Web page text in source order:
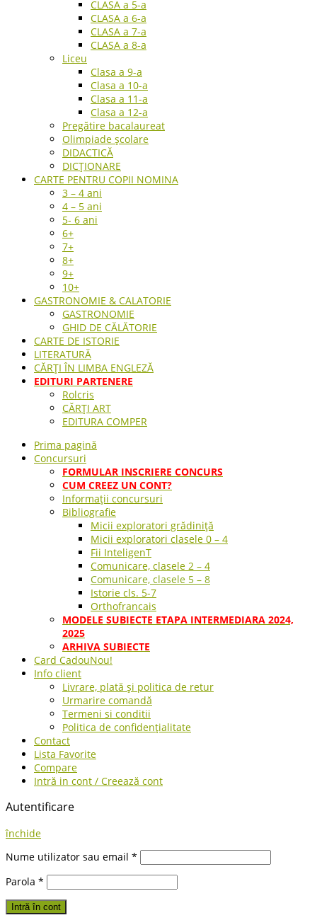
CLASA a 5-a
CLASA a 6-a
CLASA a 7-a
CLASA a 8-a
Liceu
Clasa a 9-a
Clasa a 10-a
Clasa a 11-a
Clasa a 12-a
Pregătire bacalaureat
Olimpiade școlare
DIDACTICĂ
DICȚIONARE
CARTE PENTRU COPII NOMINA
3 – 4 ani
4 – 5 ani
5- 6 ani
6+
7+
8+
9+
10+
GASTRONOMIE & CALATORIE
GASTRONOMIE
GHID DE CĂLĂTORIE
CARTE DE ISTORIE
LITERATURĂ
CĂRȚI ÎN LIMBA ENGLEZĂ
EDITURI PARTENERE
Rolcris
CĂRȚI ART
EDITURA COMPER
Prima pagină
Concursuri
FORMULAR INSCRIERE CONCURS
CUM CREEZ UN CONT?
Informații concursuri
Bibliografie
Micii exploratori grădiniță
Micii exploratori clasele 0 – 4
Fii InteligenT
Comunicare, clasele 2 – 4
Comunicare, clasele 5 – 8
Istorie cls. 5-7
Orthofrancais
MODELE SUBIECTE ETAPA INTERMEDIARA 2024,
2025
ARHIVA SUBIECTE
Card CadouNou!
Info client
Livrare, plată și politica de retur
Urmarire comandă
Termeni si conditii
Politica de confidențialitate
Contact
Lista Favorite
Compare
Intră in cont / Creează cont
Autentificare
închide
Nume utilizator sau email *
Parola *
Intră în cont